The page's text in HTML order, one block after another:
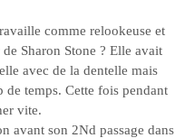
comme relookeuse et
Sharon Stone ? Elle avait
avec de la dentelle mais
de temps. Cette fois pendant
vite.
avant son 2Nd passage dans